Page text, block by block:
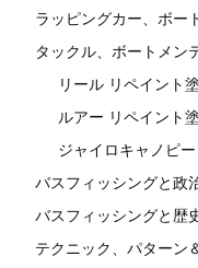
ラッピングカー、ボー
タックル、ボートメン
リール リペイント
ルアー リペイント
ジャイロキャノピー
バスフィッシングと政
バスフィッシングと歴
テクニック、パターン